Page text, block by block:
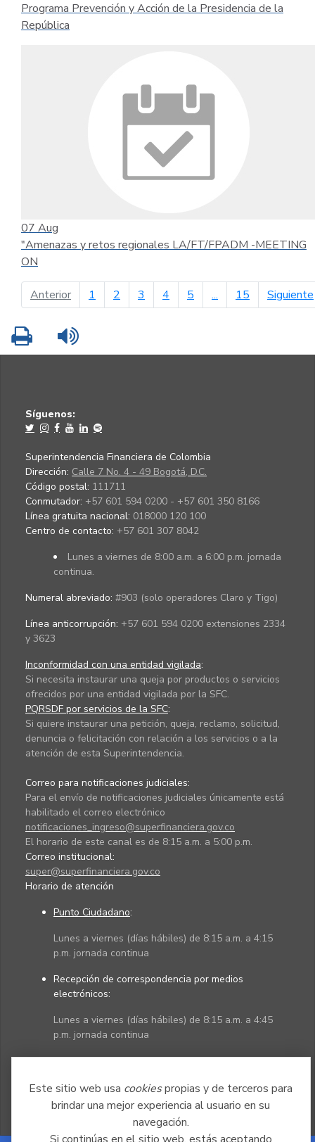
Este sitio web usa cookiespropias y de terceros para
brindar una mejor experiencia al usuario en su
navegación.
Programa Prevención y Acción de la Presidencia de la
República
07 Aug
"Amenazas y retos regionales LA/FT/FPADM -MEETING
ON
Anteriorpágina anterior
1 2 3 4 5 ... 15 Siguiente
Imprimir
Síguenos:
Superintendencia Financiera de Colombia
Dirección: Calle 7 No. 4 - 49 Bogotá, D.C.
Código postal: 111711
Conmutador: +57 601 594 0200 - +57 601 350 8166
Línea gratuita nacional: 018000 120 100
Centro de contacto: +57 601 307 8042
Lunes a viernes de 8:00 a.m. a 6:00 p.m. jornada
continua.
Numeral abreviado: #903 (solo operadores Claro y Tigo)
Línea anticorrupción: +57 601 594 0200 extensiones 2334
y 3623
Inconformidad con una entidad vigilada:
Si necesita instaurar una queja por productos o servicios
ofrecidos por una entidad vigilada por la SFC.
PQRSDF por servicios de la SFC:
Si quiere instaurar una petición, queja, reclamo, solicitud,
denuncia o felicitación con relación a los servicios o a la
atención de esta Superintendencia.
Correo para notificaciones judiciales:
Para el envío de notificaciones judiciales únicamente está
habilitado el correo electrónico
notificaciones_ingreso@superfinanciera.gov.co
El horario de este canal es de 8:15 a.m. a 5:00 p.m.
Correo institucional:
super@superfinanciera.gov.co
Horario de atención
Punto Ciudadano:
Lunes a viernes (días hábiles) de 8:15 a.m. a 4:15
p.m. jornada continua
Recepción de correspondencia por medios
electrónicos:
Lunes a viernes (días hábiles) de 8:15 a.m. a 4:45
p.m. jornada continua